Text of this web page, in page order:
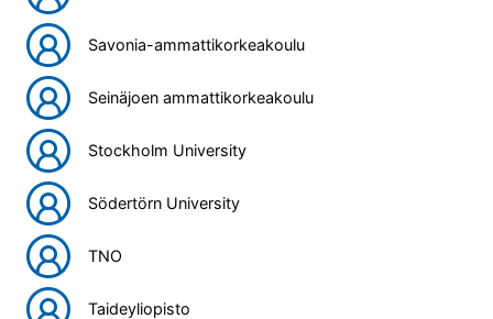
Savonia-ammattikorkeakoulu
Seinäjoen ammattikorkeakoulu
Stockholm University
Södertörn University
TNO
Taideyliopisto